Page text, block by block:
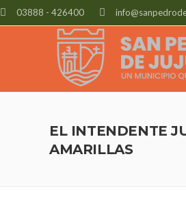
03888 - 426400
EL INTENDENTE
AMARILLAS